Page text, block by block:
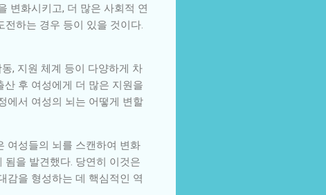
변화시키고, 더 많은 사회적 연
하는 경우 등이 있을 것이다.
, 지원 체계 등이 다양하게 차
후 여성에게 더 많은 지원을
에서 여성의 뇌는 어떻게 변할
여성들의 뇌를 스캔하여 변화
을 발견했다. 당연히 이것은
감을 형성하는 데 핵심적인 역